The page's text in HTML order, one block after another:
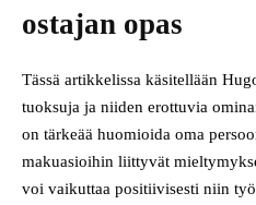
ostajan opas
Tässä artikkelissa käsitellään
tuoksuja ja niiden erottuvia
on tärkeää huomioida oma
makuasioihin liittyvät
voi vaikuttaa positiivisesti niin